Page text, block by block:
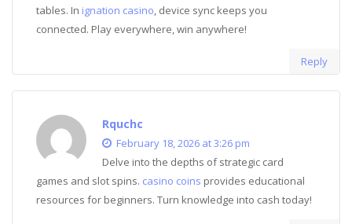
tables. In ignation casino, device sync keeps you
connected. Play everywhere, win anywhere!
Reply
Rquchc
February 18, 2026 at 3:26 pm
Delve into the depths of strategic card
games and slot spins. casino coins provides educational
resources for beginners. Turn knowledge into cash today!